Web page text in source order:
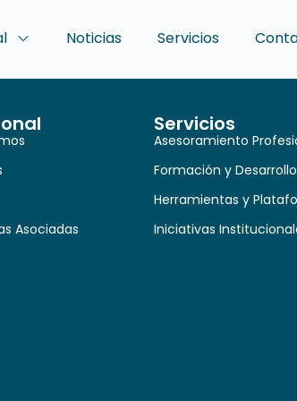
Noticias Servicios
Asociadas
Servicios
Asesoramiento
Formación y Desarrollo
Herramientas y
Iniciativas